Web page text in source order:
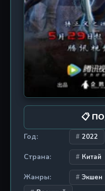
📋
Год: 2022
Страна: Китай
Жанры: Экшен